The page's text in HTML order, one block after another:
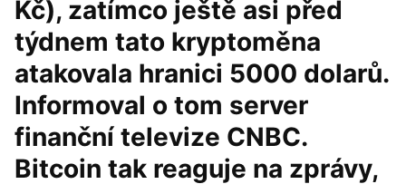
Kč), zatímco ještě asi před
týdnem tato kryptoměna
atakovala hranici 5000 dolarů.
Informoval o tom server
finanční televize CNBC.
Bitcoin tak reaguje na zprávy,